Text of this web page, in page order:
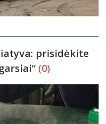
prisidėkite
(0)